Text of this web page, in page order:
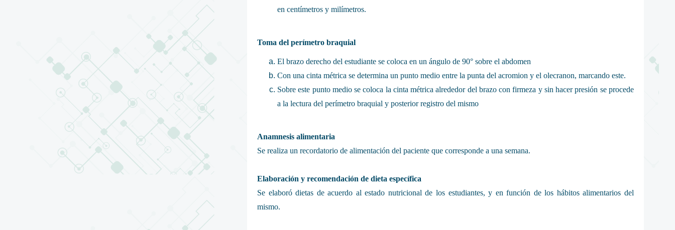
en centímetros y milímetros.
Toma del perímetro braquial
El brazo derecho del estudiante se coloca en un ángulo de 90° sobre el abdomen
Con una cinta métrica se determina un punto medio entre la punta del acromion y el olecranon, marcando este.
Sobre este punto medio se coloca la cinta métrica alrededor del brazo con firmeza y sin hacer presión se procede
a la lectura del perímetro braquial y posterior registro del mismo
Anamnesis alimentaria
Se realiza un recordatorio de alimentación del paciente que corresponde a una semana.
Elaboración y recomendación de dieta específica
Se elaboró dietas de acuerdo al estado nutricional de los estudiantes, y en función de los hábitos alimentarios del
mismo.